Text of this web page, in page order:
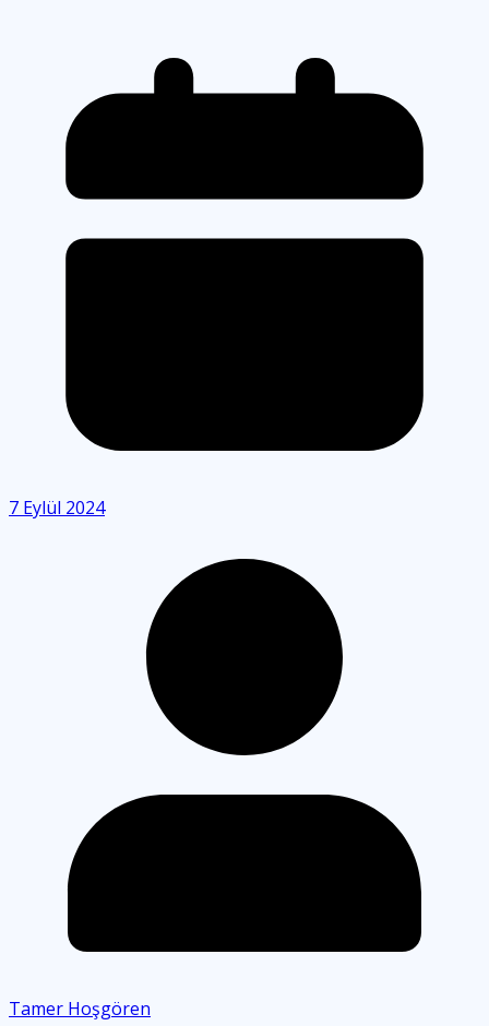
7 Eylül 2024
Tamer Hoşgören